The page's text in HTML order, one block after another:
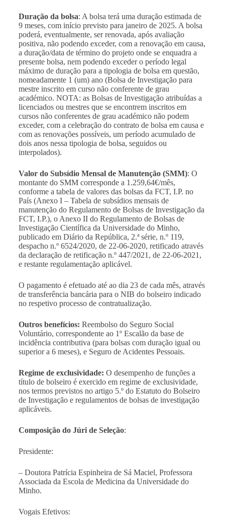
Duração da bolsa: A bolsa terá uma duração estimada de
9 meses, com início previsto para janeiro de 2025. A bolsa
poderá, eventualmente, ser renovada, após avaliação
positiva, não podendo exceder, com a renovação em causa,
a duração/data de término do projeto onde se enquadra a
presente bolsa, nem podendo exceder o período legal
máximo de duração para a tipologia de bolsa em questão,
nomeadamente 1 (um) ano (Bolsa de Investigação para
mestre inscrito em curso não conferente de grau
académico. NOTA: as Bolsas de Investigação atribuídas a
licenciados ou mestres que se encontrem inscritos em
cursos não conferentes de grau académico não podem
exceder, com a celebração do contrato de bolsa em causa e
com as renovações possíveis, um período acumulado de
dois anos nessa tipologia de bolsa, seguidos ou
interpolados).
Valor do Subsídio Mensal de Manutenção (SMM): O
montante do SMM corresponde a 1.259,64€/mês,
conforme a tabela de valores das bolsas da FCT, I.P. no
País (Anexo I – Tabela de subsídios mensais de
manutenção do Regulamento de Bolsas de Investigação da
FCT, I.P.), o Anexo II do Regulamento de Bolsas de
Investigação Científica da Universidade do Minho,
publicado em Diário da República, 2.ª série, n.º 119,
despacho n.º 6524/2020, de 22-06-2020, retificado através
da declaração de retificação n.º 447/2021, de 22-06-2021,
e restante regulamentação aplicável.
O pagamento é efetuado até ao dia 23 de cada mês, através
de transferência bancária para o NIB do bolseiro indicado
no respetivo processo de contratualização.
Outros benefícios: Reembolso do Seguro Social
Voluntário, correspondente ao 1º Escalão da base de
incidência contributiva (para bolsas com duração igual ou
superior a 6 meses), e Seguro de Acidentes Pessoais.
Regime de exclusividade: O desempenho de funções a
título de bolseiro é exercido em regime de exclusividade,
nos termos previstos no artigo 5.º do Estatuto do Bolseiro
de Investigação e regulamentos de bolsas de investigação
aplicáveis.
Composição do Júri de Seleção:
Presidente:
– Doutora Patrícia Espinheira de Sá Maciel, Professora
Associada da Escola de Medicina da Universidade do
Minho.
Vogais Efetivos: